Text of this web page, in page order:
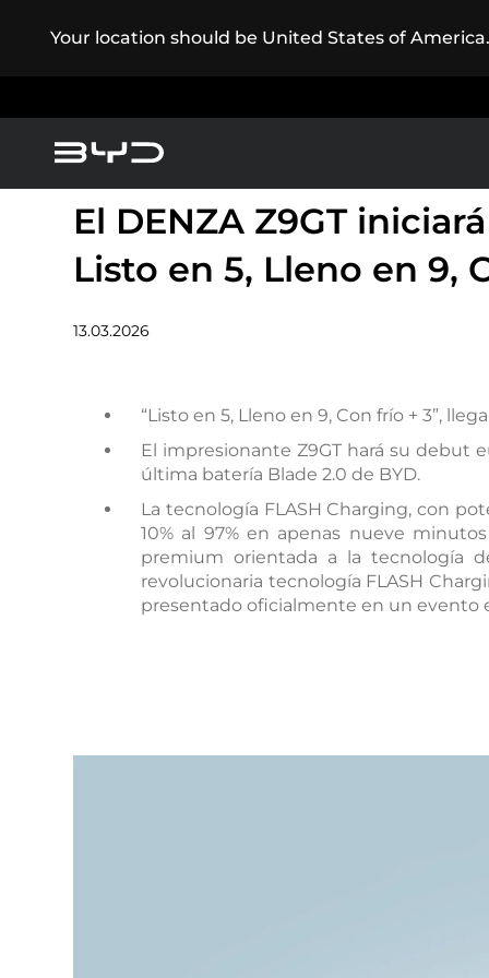
Your location should be United States of
Vehículos Eléctricos
Vehículos Híbridos
America Asia-Pacific
Caribbean Region Chile
Dominican Republic
Mexico
El DENZA Z9GT
Listo en 5, Lleno en 9,
13.03.2026
“Listo en 5, Lleno en 9, Con frío + 3”,
El impresionante Z9GT hará su debut
última batería Blade 2.0 de BYD.
La tecnología FLASH Charging, con
10% al 97% en apenas nueve
premium orientada a la tecnología
revolucionaria tecnología FLASH
presentado oficialmente en un evento